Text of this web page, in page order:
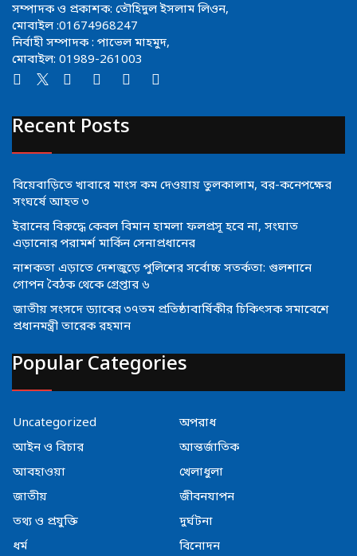
সম্পাদক ও প্রকাশক: তৌহিদুল ইসলাম লিওন,
মোবাইল :01674968247
নির্বাহী সম্পাদক : পাভেল মাহমুদ,
মোবাইল: 01989-261003
Recent Posts
বিয়েবাড়িতে খাবারে মাংস কম দেওয়ায় তুলকালাম, বর-কনেপক্ষের
সংঘর্ষে আহত ৩
ইরানের বিরুদ্ধে কেবল বিমান হামলা ফলপ্রসূ হবে না, সংঘাত
এড়ানোর পরামর্শ মার্কিন সেনাপ্রধানের
নাশকতা এড়াতে দেশজুড়ে পুলিশের সর্বোচ্চ সতর্কতা: গুলশানে
গোপন বৈঠক থেকে গ্রেপ্তার ৬
জাতীয় সংসদে ড্যাবের ৩৭তম প্রতিষ্ঠাবার্ষিকীর চিকিৎসক সমাবেশে
প্রধানমন্ত্রী তারেক রহমান
Popular Categories
Uncategorized
অপরাধ
আইন ও বিচার
আন্তর্জাতিক
আবহাওয়া
খেলাধুলা
জাতীয়
জীবনযাপন
তথ্য ও প্রযুক্তি
দুর্ঘটনা
ধর্ম
বিনোদন